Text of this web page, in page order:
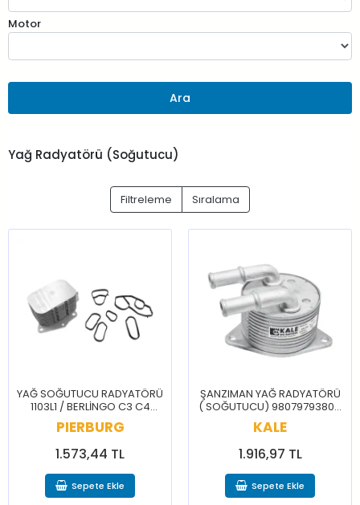
Motor
Ara
Yağ Radyatörü (Soğutucu)
Filtreleme Sıralama
YAĞ SOĞUTUCU RADYATÖRÜ
1103L1 / BERLİNGO C3 C4
CELYSEE 2008 207 208 3008
301 307 308 508 PRTNR RFTR
PIERBURG
1.573,44 TL
Sepete Ekle
ŞANZIMAN YAĞ RADYATÖRÜ
( SOĞUTUCU) 9807979380 /
C3 C4 3008 5008 308 DS4
DS5
KALE
1.916,97 TL
Sepete Ekle